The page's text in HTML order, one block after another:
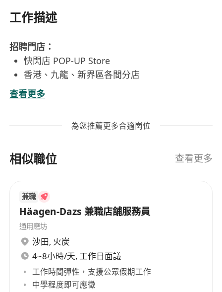
工作描述
招聘門店：
快閃店 POP-UP Store
香港、九龍、新界區各間分店
工作職責 ESSENTIAL DUTIES AND
處理店舖日常運作, 包括: 銷售、整理貨架、貨品
調配
向顧客說明貨品特徵、產品資訊、品質、價格，
以協助顧客選擇
收取款項、交付商品、開發票或收據，完成交易
手續
配合店長做好店内的輔助工作
為店舖同事提供培訓及指導
查看更多
為您推薦更多合適崗位
相似職位 查看更多
兼職
Häagen-Dazs 兼職店舖服務員
通用磨坊
沙田, 火炭
4~8小時/天, 工作日面議
工作時間彈性，支援公眾假期工作
中學程度即可應徵